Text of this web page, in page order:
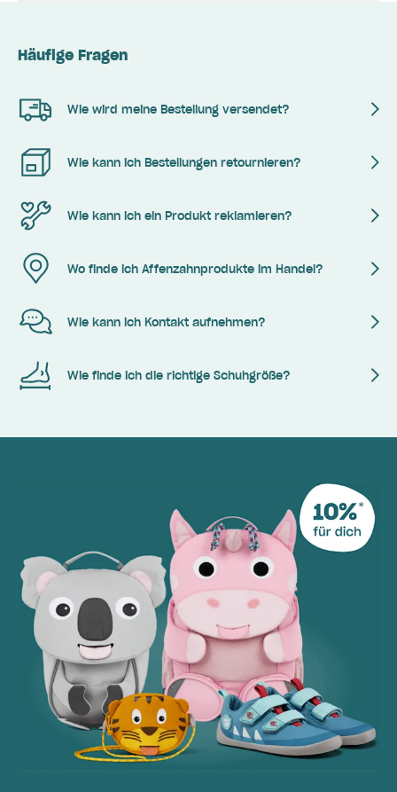
Häufige Fragen
Wie wird meine Bestellung versendet?
Wie kann ich Bestellungen retournieren?
Wie kann ich ein Produkt reklamieren?
Wo finde ich Affenzahnprodukte im Handel?
Wie kann ich Kontakt aufnehmen?
Wie finde ich die richtige Schuhgröße?